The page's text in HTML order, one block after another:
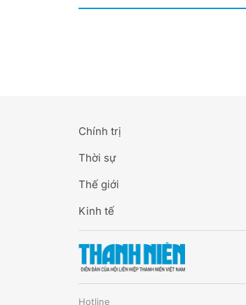
Chính trị
Thời sự
Thế giới
Kinh tế
Hotline